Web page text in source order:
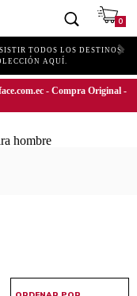
0
TODOS LOS DESTINOS.
AQUÍ.
- Compra Original -
PARA